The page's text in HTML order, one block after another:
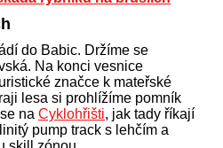
do Babic. Držíme se
Na konci vesnice
značce k mateřské
lesa si prohlížíme pomník
na Cyklohřišti, jak tady říkají
pump track s lehčím a